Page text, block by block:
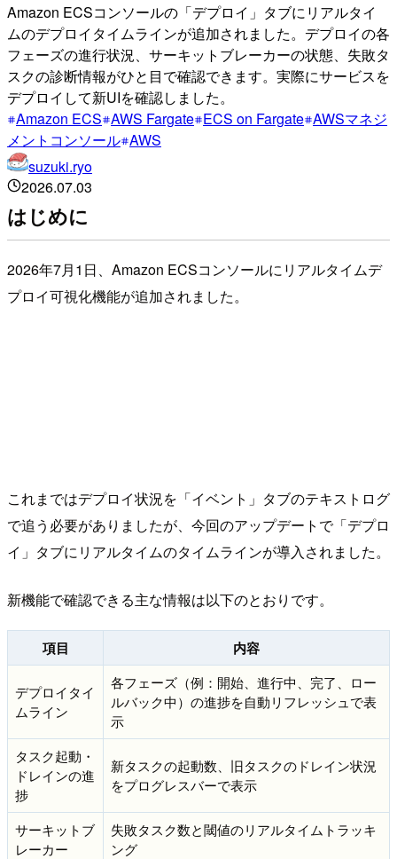
Amazon ECSコンソールの「デプロイ」タブにリアルタイ
ムのデプロイタイムラインが追加されました。デプロイの各
フェーズの進行状況、サーキットブレーカーの状態、失敗タ
スクの診断情報がひと目で確認できます。実際にサービスを
デプロイして新UIを確認しました。
Amazon ECS AWS Fargate ECS on Fargate AWSマネジ
メントコンソール AWS
suzuki.ryo
2026.07.03
はじめに
2026年7月1日、Amazon ECSコンソールにリアルタイムデ
プロイ可視化機能が追加されました。
これまではデプロイ状況を「イベント」タブのテキストログ
で追う必要がありましたが、今回のアップデートで「デプロ
イ」タブにリアルタイムのタイムラインが導入されました。
新機能で確認できる主な情報は以下のとおりです。
項目 内容
デプロイタイ
ムライン
各フェーズ（例：開始、進行中、完了、ロー
ルバック中）の進捗を自動リフレッシュで表
示
タスク起動・
ドレインの進
捗
新タスクの起動数、旧タスクのドレイン状況
をプログレスバーで表示
サーキットブ
レーカー
失敗タスク数と閾値のリアルタイムトラッキ
ング